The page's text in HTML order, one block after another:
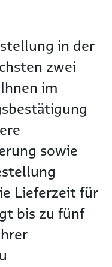
in der
zwei
im
sowie
Lieferzeit für
bis zu fünf